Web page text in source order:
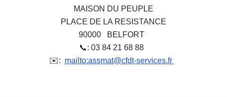
MAISON DU PEUPLE
PLACE DE LA RESISTANCE
90000 BELFORT
📞: 03 84 21 68 88
✉️: mailto:assmat@cfdt-services.fr